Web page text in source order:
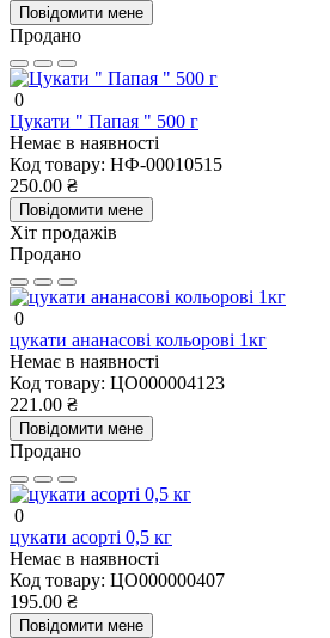
Повідомити мене
Продано
0
Цукати " Папая " 500 г
Немає в наявності
Код товару: НФ-00010515
250.00 ₴
Повідомити мене
Хіт продажів
Продано
0
цукати ананасові кольорові 1кг
Немає в наявності
Код товару: ЦО000004123
221.00 ₴
Повідомити мене
Продано
0
цукати асорті 0,5 кг
Немає в наявності
Код товару: ЦО000000407
195.00 ₴
Повідомити мене